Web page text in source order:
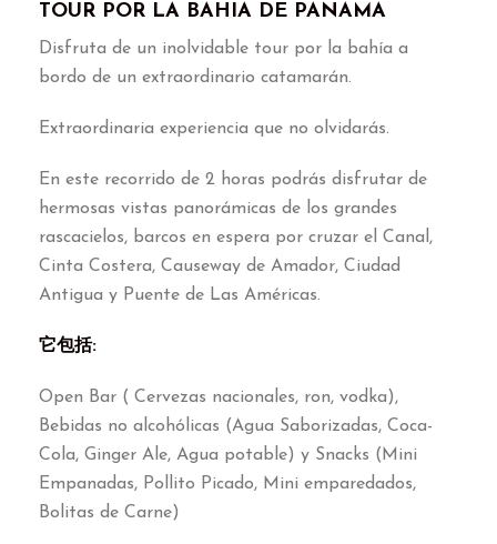
TOUR POR LA BAHIA DE PANAMA
Disfruta de un inolvidable tour por la bahía a
bordo de un extraordinario catamarán.
Extraordinaria experiencia que no olvidarás.
En este recorrido de 2 horas podrás disfrutar de
hermosas vistas panorámicas de los grandes
rascacielos, barcos en espera por cruzar el Canal ,
Cinta Costera, Causeway de Amador, Ciudad
Antigua y Puente de Las Américas.
它包括:
Open Bar ( Cervezas nacionales, ron, vodka),
Bebidas no alcohólicas (Agua Saborizadas, Coca-
Cola, Ginger Ale, Agua potable) y Snacks ( Mini
Empanadas, Pollito Picado, Mini emparedados,
Bolitas de Carne)